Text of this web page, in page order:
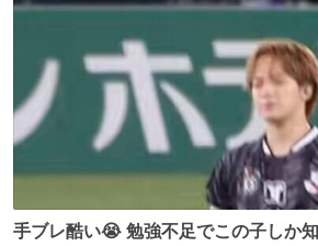
数
手ブレ酷い😭 勉強不足でこの子しか